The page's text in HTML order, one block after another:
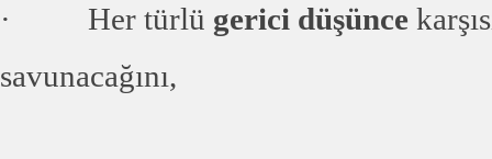
· Her türlü gerici düşünce
savunacağını,